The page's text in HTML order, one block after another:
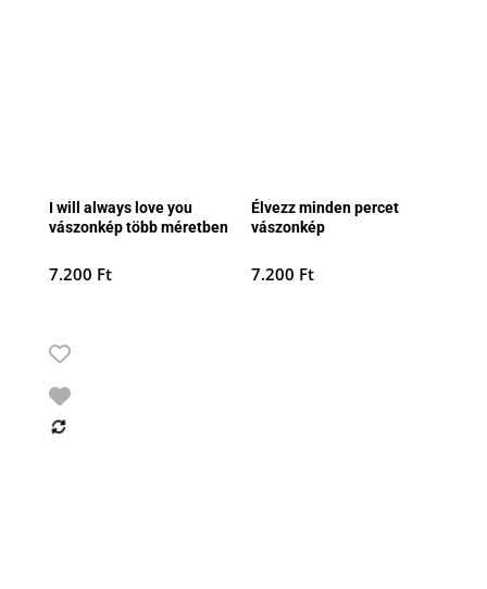
I will always love you
vászonkép több méretben
7.200 Ft
Élvezz minden percet
vászonkép
7.200 Ft